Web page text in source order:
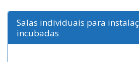
Salas individuais para
incubadas